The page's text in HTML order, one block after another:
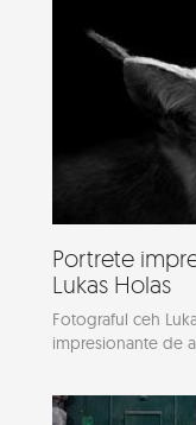
Portrete
Lukas Holas
Fotograful ceh
impresionante de